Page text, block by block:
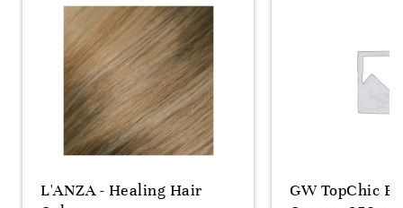
L'ANZA - Healing Hair
GW TopChic